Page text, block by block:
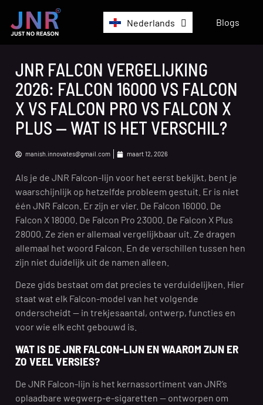
Nederlands
English
Blogs
JNR FALCON VERGELIJKING
2026: FALCON 16000 VS FALCON
X VS FALCON PRO VS FALCON X
PLUS — WAT IS HET VERSCHIL?
manish.innovates@gmail.com maart 12, 2026
Als je de JNR Falcon-lijn voor het eerst bekijkt, bent je
waarschijnlijk op hetzelfde probleem gestuit. Er is niet
één JNR Falcon. Er zijn er vier. De Falcon 16000. De
Falcon X 18000. De Falcon Pro 23000. De Falcon X Plus
28000. Ze zien er allemaal vergelijkbaar uit. Ze dragen
allemaal het woord Falcon. En de verschillen tussen hen
zijn niet duidelijk uit de namen alleen.
Deze gids bestaat om dat precies te verduidelijken. Hier
staat wat elk Falcon-model van het volgende
onderscheidt — in trekjesaantal, ontwerp, functies en
voor wie elk echt gebouwd is.
WAT IS DE JNR FALCON-LIJN EN WAAROM ZIJN ER
ZO VEEL VERSIES?
De JNR Falcon-lijn is het kernassortiment van JNR’s
oplaadbare wegwerp-e-sigaretten — ontworpen om